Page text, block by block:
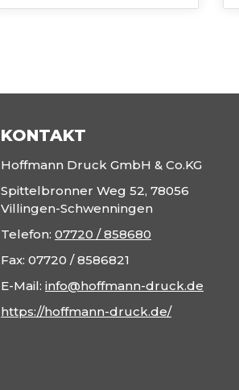
KONTAKT
Hoffmann Druck GmbH & Co.KG
Spittelbronner Weg 52, 78056
Villingen-Schwenningen
Telefon: 07720 / 858680
Fax: 07720 / 8586821
E-Mail: info@hoffmann-druck.de
https://hoffmann-druck.de/